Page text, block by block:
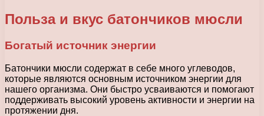
Польза и вкус батончиков мюсли
Богатый источник энергии
Батончики мюсли содержат в себе много углеводов,
которые являются основным источником энергии для
нашего организма. Они быстро усваиваются и помогают
поддерживать высокий уровень активности и энергии на
протяжении дня.